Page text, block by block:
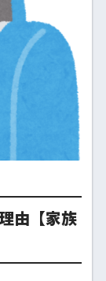
由【家族